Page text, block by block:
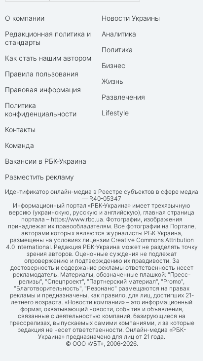
О компании
Редакционная политика и
стандарты
Как стать нашим автором
Правила пользования
Правовая информация
Политика
конфиденциальности
Контакты
Команда
Вакансии в РБК-Украина
Разместить рекламу
Новости Украины
Аналитика
Политика
Бизнес
Жизнь
Развлечения
Lifestyle
Идентификатор онлайн-медиа в Реестре субъектов в сфере медиа
— R40-05347
Информационный портал «РБК-Украина» имеет трехязычную
версию (украинскую, русскую и английскую), главная страница
портала – https://www.rbc.ua. Фотографии, изображения
принадлежат их правообладателям. Все фотографии на Портале,
авторами которых являются журналисты РБК-Украина,
размещены на условиях лицензии Creative Commons Attribution
4.0 International. Редакция РБК-Украина может не разделять точку
зрения авторов. Оценочные суждения не подлежат
опровержению и подтверждению их правдивости. За
достоверность и содержание рекламы ответственность несет
рекламодатель. Материалы, обозначенные плашкой: "Пресс-
релизы", "Спецпроект", "Партнерский материал", "Promo",
"Благотворительность", "Резонанс" размещаются на правах
рекламы и предназначены, как правило, для лиц, достигших 21-
летнего возраста. «Новости компании» – это информационный
формат, охватывающий новости, события и объявления,
связанные с деятельностью компаний, базирующиеся на
прессрелизах, выпускаемых самими компаниями, и за которые
редакция не несет ответственности. Онлайн-медиа «РБК-
Украина» предназначено для лиц от 21 года.
© ООО «УБТ», 2006-2026.